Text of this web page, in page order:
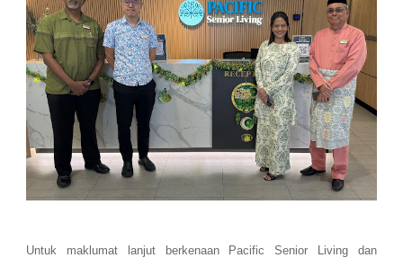
Untuk maklumat lanjut berkenaan Pacific Senior Living dan